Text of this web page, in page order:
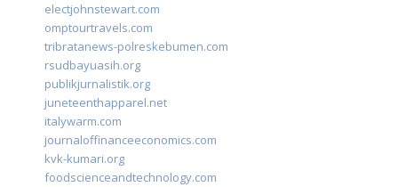
electjohnstewart.com
omptourtravels.com
tribratanews-polreskebumen.com
rsudbayuasih.org
publikjurnalistik.org
juneteenthapparel.net
italywarm.com
journaloffinanceeconomics.com
kvk-kumari.org
foodscienceandtechnology.com